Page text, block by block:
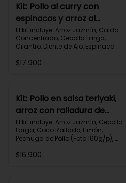
Kit: Pollo al curry con
espinacas y arroz al
cilantro-93
El kit incluye: Arroz Jazmín, Caldo
Concentrado, Cebolla Larga,
Cilantro, Diente de Ajo, Espinaca
Pechuga (foto 160g/p), Tomates
Protaínas 40g
$17.900
Kit: Pollo en salsa teriyaki,
arroz con ralladura de
coco y repollo salteado-
143
El kit incluye: Arroz Jazmín, Cebolla
Larga, Coco Rallado, Limón,
Pechuga de Pollo (Foto 160g/p),
Receta Impresa
$16.900